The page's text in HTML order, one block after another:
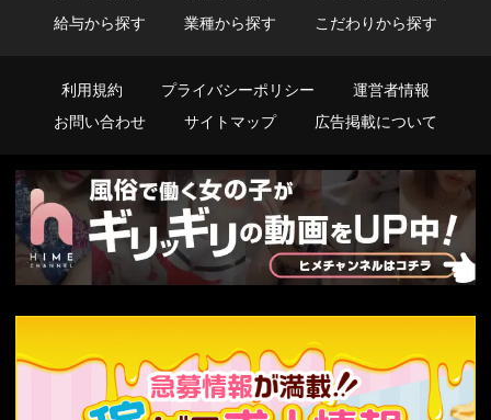
給与から探す
業種から探す こだわりから探す
利用規約 プライバシーポリシー
運営者情報
お問い合わせ
サイトマップ 広告掲載について